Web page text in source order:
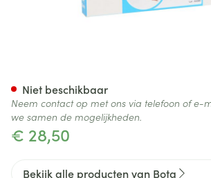
€ 28,50
Niet beschikbaar
Neem contact op met ons via telefoon of e-
we samen de mogelijkheden.
Bekijk alle producten van Bota